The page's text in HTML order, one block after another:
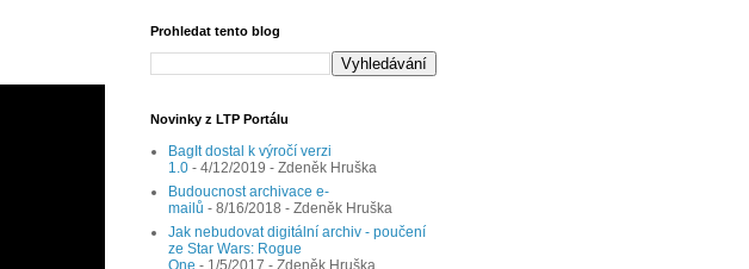
Prohledat tento blog
Novinky z LTP Portálu
BagIt dostal k výročí verzi
1.0 - 4/12/2019 - Zdeněk Hruška
Budoucnost archivace e-
mailů - 8/16/2018 - Zdeněk Hruška
Jak nebudovat digitální archiv - poučení
ze Star Wars: Rogue